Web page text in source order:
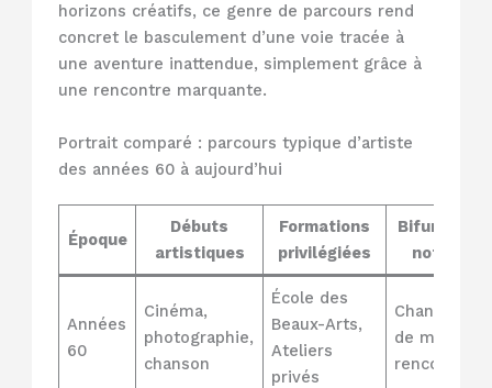
horizons créatifs, ce genre de parcours rend
concret le basculement d’une voie tracée à
une aventure inattendue, simplement grâce à
une rencontre marquante.
Portrait comparé : parcours typique d’artiste
des années 60 à aujourd’hui
Époque
Débuts
artistiques
Formations
privilégiées
notables
Années
60
Cinéma,
photographie,
chanson
École des
Beaux-Arts,
Ateliers
privés
de métier
rencontre